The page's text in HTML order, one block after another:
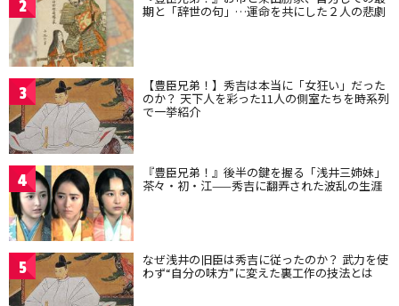
2 期と「辞世の句」…運命を共にした２人の悲劇
3 【豊臣兄弟！】秀吉は本当に「女狂い」だった
のか？ 天下人を彩った11人の側室たちを時系列
で一挙紹介
4 『豊臣兄弟！』後半の鍵を握る「浅井三姉妹」
茶々・初・江——秀吉に翻弄された波乱の生涯
5 なぜ浅井の旧臣は秀吉に従ったのか？ 武力を使
わず“自分の味方”に変えた裏工作の技法とは